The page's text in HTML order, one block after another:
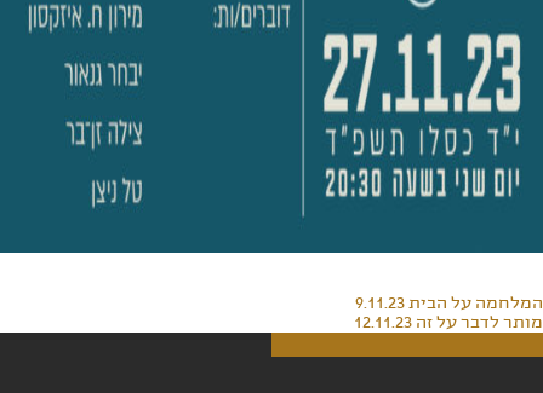
המלחמה על הבית 9.11.23
מותר לדבר על זה 12.11.23